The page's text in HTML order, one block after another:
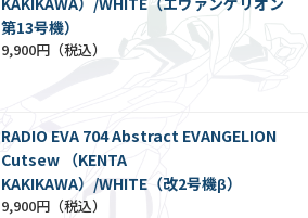
第13号機）
9,900円
RADIO EVA 704 Abstract EVANGELION
Cutsew （KENTA
KAKIKAWA）/WHITE（改2号機β）
9,900円